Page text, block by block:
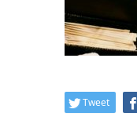
Tweet